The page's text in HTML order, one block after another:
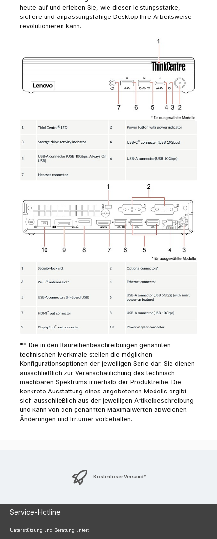
heute auf und erleben Sie, wie dieser leistungsstarke,
sichere und anpassungsfähige Desktop Ihre Arbeitsweise
revolutionieren kann.
** Die in den Baureihenbeschreibungen genannten
technischen Merkmale stellen die möglichen
Konfigurationsoptionen der jeweiligen Serie dar. Sie dienen
ausschließlich zur Veranschaulichung des technisch
machbaren Spektrums innerhalb der Produktreihe. Die
konkrete Ausstattung eines angebotenen Modells ergibt
sich ausschließlich aus der jeweiligen Artikelbeschreibung
und kann von den genannten Maximalwerten abweichen.
Änderungen und Irrtümer vorbehalten.
Kostenloser Versand*
Service-Hotline
Unterstützung und Beratung unter: